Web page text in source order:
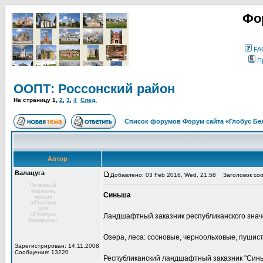
ООПТ: Россонский район
На страницу 1 2 3 4 След.
Список форумов Форум сайта «Глобус
Автор
Валацуга
Почётный
искатель
новых
объектов
для
«Глобуса
Беларуси»
Зарегистрирован: 14.11.2008
Сообщения: 13220
Добавлено: 03 Feb 2016, Wed, 21:58 Заголовок
Синьша
Ландшафтный заказник республиканского
Озера, леса: сосновые, черноольховые,
Республиканский ландшафтный заказник